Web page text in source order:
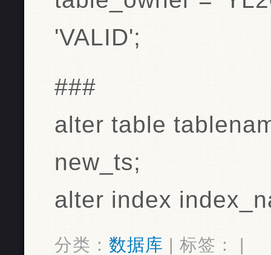
'VALID';
###
alter table
new_ts;
alter index
分类： 数据库 | 标签： |